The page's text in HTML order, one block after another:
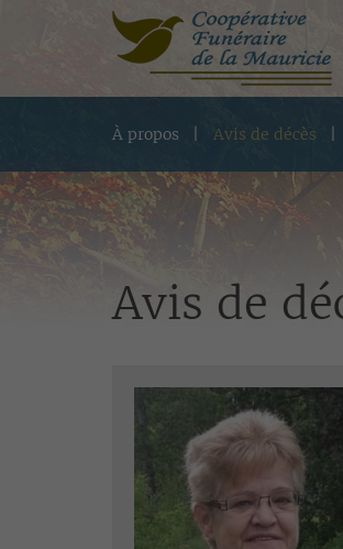
À propos Avis de décès
Avis de